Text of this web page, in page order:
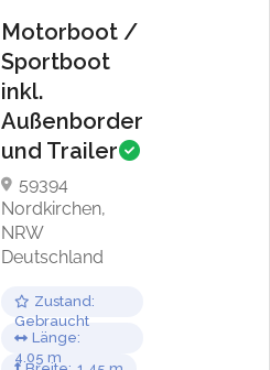
Motorboot /
Sportboot
inkl.
Außenborder
und Trailer
59394
Nordkirchen,
NRW
Deutschland
Gebraucht
Zustand
4.05
Länge